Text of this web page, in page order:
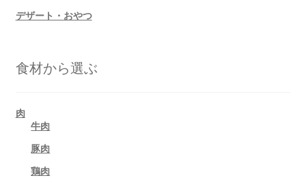
デザート・おやつ
食材から選ぶ
肉
牛肉
豚肉
鶏肉